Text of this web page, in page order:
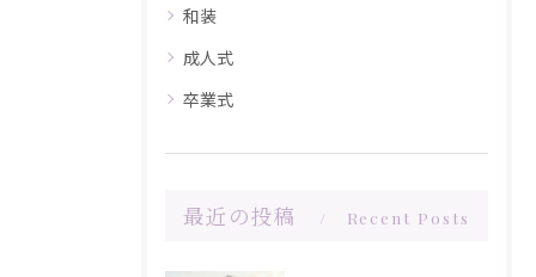
和装
成人式
卒業式
最近の投稿 Recent Posts